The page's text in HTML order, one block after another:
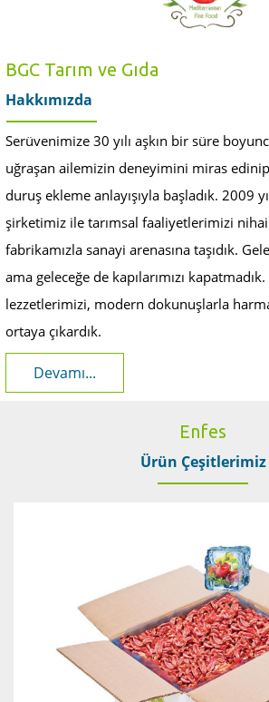
BGC Tarım ve Gıda
Hakkımızda
Serüvenimize 30 yılı aşkın bir süre
uğraşan ailemizin deneyimini miras
duruş ekleme anlayışıyla başladık. 2009
şirketimiz ile tarımsal faaliyetlerimizi
fabrikamızla sanayi arenasına taşıdık.
ama geleceğe de kapılarımızı
lezzetlerimizi, modern dokunuşlarla
ortaya çıkardık.
Devamı...
Enfes
Ürün Çeşitlerimiz